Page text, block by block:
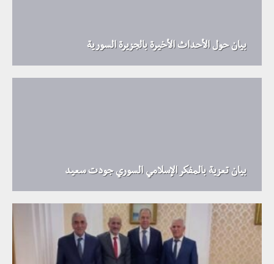
بيان حول الأحداث الأخيرة بالجزيرة السورية
بيان تعزية بالمفكر الإسلامي السوري جودت سعيد